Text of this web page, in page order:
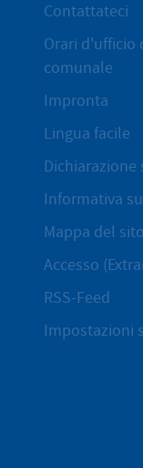
Contattateci
Orari d'ufficio
comunale
Impronta
Lingua facile
Informativa
Mappa del sito
Accesso
RSS-Feed
Impostazioni